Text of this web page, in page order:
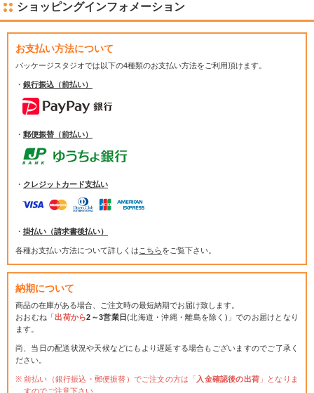
ショッピングインフォメーション
お支払い方法について
パッケージスタジオでは以下の4種類のお支払い方法をご利用頂けます。
・ 銀行振込（前払い）
・ 郵便振替（前払い）
・ クレジットカード支払い
・ 掛払い（請求書後払い）
各種お支払い方法について詳しくは こちらをご覧下さい。
納期について
商品の在庫がある場合、ご注文時の最短納期でお届け致します。
おおむね「出荷から2～3営業日(北海道・沖縄・離島を除く)」でのお届けとなり
ます。
尚、当日の配送状況や天候などにもより遅延する場合もございますのでご了承く
ださい。
前払い（銀行振込・郵便振替）でご注文の方は「 入金確認後の出荷 」となりま
すのでご注意下さい。